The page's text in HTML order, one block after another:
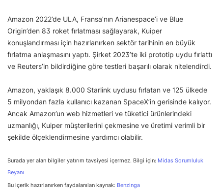
Amazon 2022’de ULA, Fransa’nın Arianespace’i ve Blue
Origin’den 83 roket fırlatması sağlayarak, Kuiper
konuşlandırması için hazırlanırken sektör tarihinin en büyük
fırlatma anlaşmasını yaptı. Şirket 2023’te iki prototip uydu fırlattı
ve Reuters’in bildirdiğine göre testleri başarılı olarak nitelendirdi.
Amazon, yaklaşık 8.000 Starlink uydusu fırlatan ve 125 ülkede
5 milyondan fazla kullanıcı kazanan SpaceX’in gerisinde kalıyor.
Ancak Amazon’un web hizmetleri ve tüketici ürünlerindeki
uzmanlığı, Kuiper müşterilerini çekmesine ve üretimi verimli bir
şekilde ölçeklendirmesine yardımcı olabilir.
Burada yer alan bilgiler yatırım tavsiyesi içermez. Bilgi için: Midas Sorumluluk
Beyanı
Bu içerik hazırlanırken faydalanılan kaynak: Benzinga